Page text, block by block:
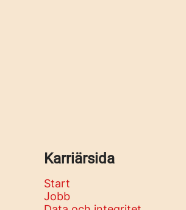
Karriärsida
Start
Jobb